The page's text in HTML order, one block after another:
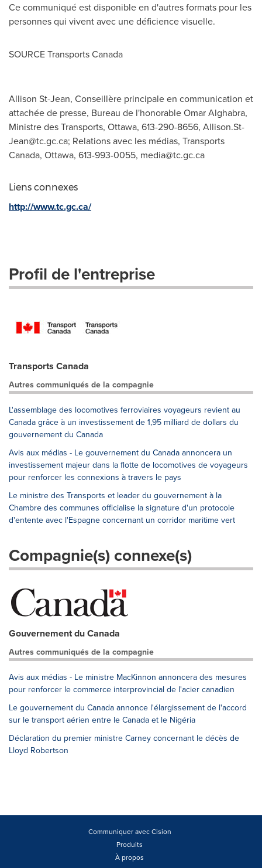
Ce communiqué est disponible en d'autres formats pour les
personnes qui vivent avec une déficience visuelle.
SOURCE Transports Canada
Allison St-Jean, Conseillère principale en communication et
attachée de presse, Bureau de l'honorable Omar Alghabra,
Ministre des Transports, Ottawa, 613-290-8656, Allison.St-
Jean@tc.gc.ca; Relations avec les médias, Transports
Canada, Ottawa, 613-993-0055, media@tc.gc.ca
Liens connexes
http://www.tc.gc.ca/
Profil de l'entreprise
Transports Canada
Autres communiqués de la compagnie
L'assemblage des locomotives ferroviaires voyageurs revient au
Canada grâce à un investissement de 1,95 milliard de dollars du
gouvernement du Canada
Avis aux médias - Le gouvernement du Canada annoncera un
investissement majeur dans la flotte de locomotives de voyageurs
pour renforcer les connexions à travers le pays
Le ministre des Transports et leader du gouvernement à la
Chambre des communes officialise la signature d'un protocole
d'entente avec l'Espagne concernant un corridor maritime vert
Compagnie(s) connexe(s)
Gouvernement du Canada
Autres communiqués de la compagnie
Avis aux médias - Le ministre MacKinnon annoncera des mesures
pour renforcer le commerce interprovincial de l'acier canadien
Le gouvernement du Canada annonce l'élargissement de l'accord
sur le transport aérien entre le Canada et le Nigéria
Déclaration du premier ministre Carney concernant le décès de
Lloyd Robertson
Communiquer avec Cision
Produits
À propos